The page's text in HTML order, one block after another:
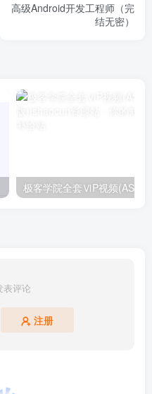
高级Android开发工程师（完
结无密）
极客学院全套ⅥP视频(AS版)
表评论
注册